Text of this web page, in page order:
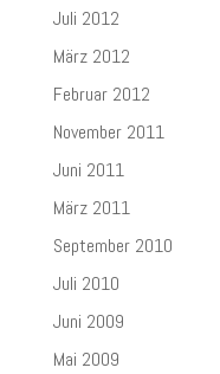
Juli 2012
März 2012
Februar 2012
November 2011
Juni 2011
März 2011
September 2010
Juli 2010
Juni 2009
Mai 2009